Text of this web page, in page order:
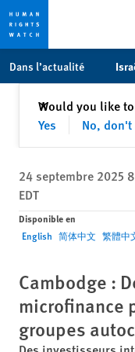
toto
content
Dans l’actualité
Would you like
Yes
No,
✕Fermer
24 septembre 2025
EDT
Disponible en
English 简体中文 繁體中
Cambodge :
microfinance
groupes